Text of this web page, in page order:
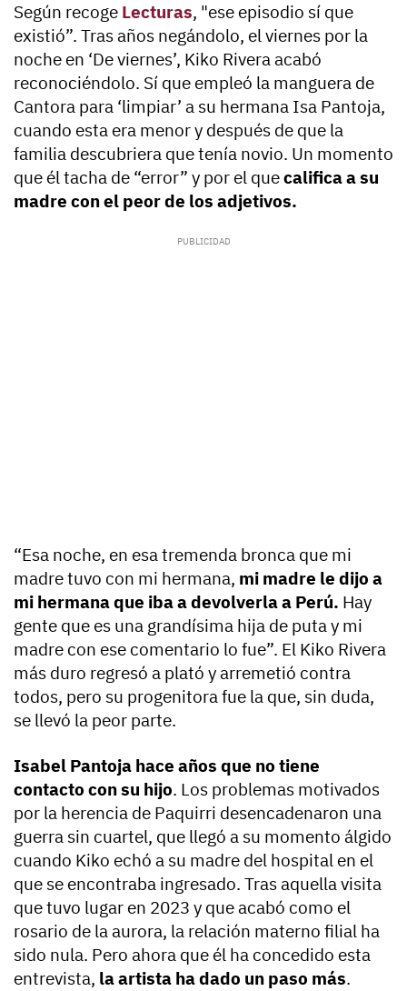
Según recoge Lecturas, "ese episodio sí que
existió”. Tras años negándolo, el viernes por la
noche en ‘De viernes’, Kiko Rivera acabó
reconociéndolo. Sí que empleó la manguera de
Cantora para ‘limpiar’ a su hermana Isa Pantoja,
cuando esta era menor y después de que la
familia descubriera que tenía novio. Un momento
que él tacha de “error” y por el quecalifica a su
madre con el peor de los adjetivos.
“Esa noche, en esa tremenda bronca que mi
madre tuvo con mi hermana, mi madre le dijo a
mi hermana que iba a devolverla a Perú. Hay
gente que es una grandísima hija de puta y mi
madre con ese comentario lo fue”. El Kiko Rivera
más duro regresó a plató y arremetió contra
todos, pero su progenitora fue la que, sin duda,
se llevó la peor parte.
Isabel Pantoja hace años que no tiene
contacto con su hijo. Los problemas motivados
por la herencia de Paquirri desencadenaron una
guerra sin cuartel, que llegó a su momento álgido
cuando Kiko echó a su madre del hospital en el
que se encontraba ingresado. Tras aquella visita
que tuvo lugar en 2023 y que acabó como el
rosario de la aurora, la relación materno filial ha
sido nula. Pero ahora que él ha concedido esta
entrevista, la artista ha dado un paso más.